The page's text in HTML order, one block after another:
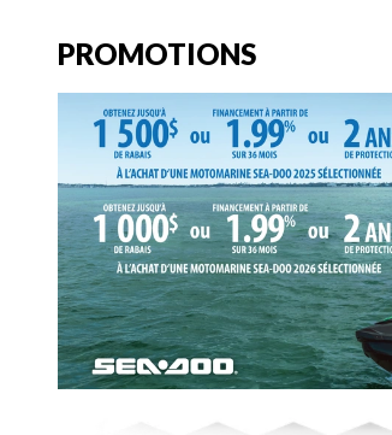
PROMOTIONS